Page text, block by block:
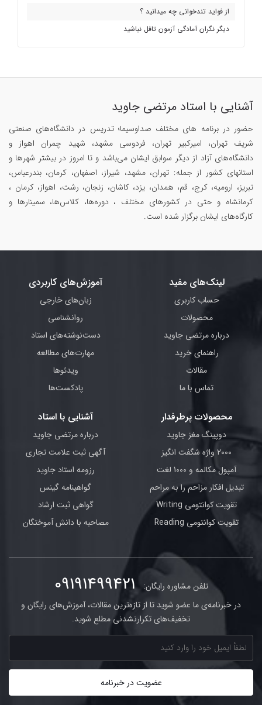
از فواید تندخوانی چه میدانید ؟
دیگر نگران آمادگی آزمون تافل نباشید
آشنایی با استاد مرتضی جاوید
حضور در برنامه های مختلف صداوسیما؛ تدریس در دانشگاه‌های صنعتی
شریف تهران، امیرکبیر تهران، فردوسی مشهد، شهید چمران اهواز و
دانشگاه‌های آزاد از دیگر سوابق ایشان می‌باشد و تا امروز در بیشتر شهرها و
استانهای کشور از جمله: تهران، مشهد، شیراز، اصفهان، کرمان، بندرعباس،
تبریز، ارومیه، کرج، قم، همدان، یزد، کاشان، زنجان، رشت، اهواز، کرمان ،
کرمانشاه و حتی در کشورهای مختلف ، دوره‌ها، کلاس‌ها، سمینار‌ها و
کارگاه‌های ایشان برگزار شده است.
لینک‌های مفید
حساب کاربری
محصولات
درباره مرتضی جاوید
راهنمای خرید
مقالات
تماس با ما
آموزش‌های کاربردی
زبان‌های خارجی
روانشناسی
دست‌نوشته‌های استاد
مهارت‌های مطالعه
ویدئوها
پادکست‌ها
محصولات پرطرفدار
دوپینگ مغز جاوید
2000 واژه شگفت انگیز
آمپول مکالمه و 1000 لغت
تبدیل افکار مزاحم را به مراحم
تقویت کوانتومی Writing
تقویت کوانتومی Reading
آشنایی با استاد
درباره مرتضی جاوید
آگهی ثبت علامت تجاری
رزومه استاد جاوید
گواهینامه گینس
گواهی ثبت ارشاد
مصاحبه با دانش آموختگان
تلفن مشاوره رایگان: 09191499421
در خبرنامه‌ی ما عضو شوید تا از تازه‌ترین مقالات، آموزش‌های رایگان و
تخفیف‌های تکرارنشدنی مطلع شوید.